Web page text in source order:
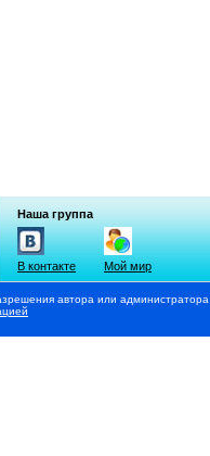
Наша группа
В контакте Мой мир
автора или